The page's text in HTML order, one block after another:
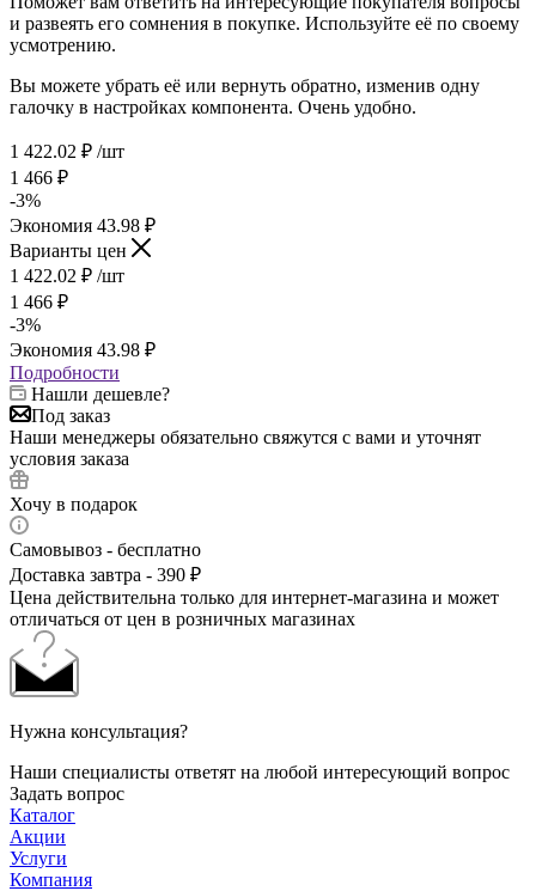
и развеять его сомнения в покупке. Используйте её по своему
усмотрению.
Вы можете убрать её или вернуть обратно, изменив одну
галочку в настройках компонента. Очень удобно.
1 422.02 ₽ /шт
1 466 ₽
-3%
Экономия 43.98 ₽
Варианты цен
1 422.02 ₽ /шт
1 466 ₽
-3%
Экономия 43.98 ₽
Подробности
Нашли дешевле?
Под заказ
Наши менеджеры обязательно свяжутся с вами и уточнят
условия заказа
Хочу в подарок
Самовывоз - бесплатно
Доставка завтра - 390 ₽
Цена действительна только для интернет-магазина и может
отличаться от цен в розничных магазинах
Нужна консультация?
Наши специалисты ответят на любой интересующий вопрос
Задать вопрос
Каталог
Акции
Услуги
Компания